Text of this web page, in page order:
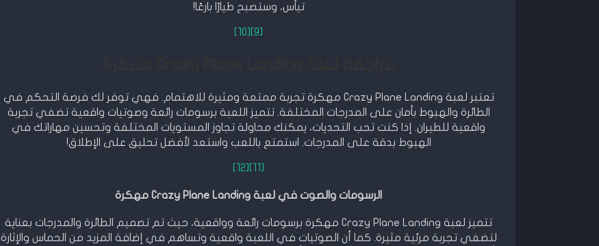
تيأس، وستصبح طيارًا بارعًا!
[9]
[10]
تعتبر لعبة Crazy Plane Landing مهكرة تجربة ممتعة ومثيرة للاهتمام. فهي توفر لك فرصة التحكم في
الطائرة والهبوط بأمان على المدرجات المختلفة. تتميز اللعبة برسومات رائعة وصوتيات واقعية تضفي تجربة
واقعية للطيران. إذا كنت تحب التحديات، يمكنك محاولة تجاوز المستويات المختلفة وتحسين مهاراتك في
الهبوط بدقة على المدرجات. استمتع باللعب واستعد لأفضل تحليق على الإطلاق!
[11]
[12]
الرسومات والصوت في لعبة Crazy Plane Landing مهكرة
تتميز لعبة Crazy Plane Landing مهكرة برسومات رائعة وواقعية، حيث تم تصميم الطائرة والمدرجات بعناية
لتضفي تجربة مرئية مثيرة. كما أن الصوتيات في اللعبة واقعية وتساهم في إضافة المزيد من الحماس والإثارة